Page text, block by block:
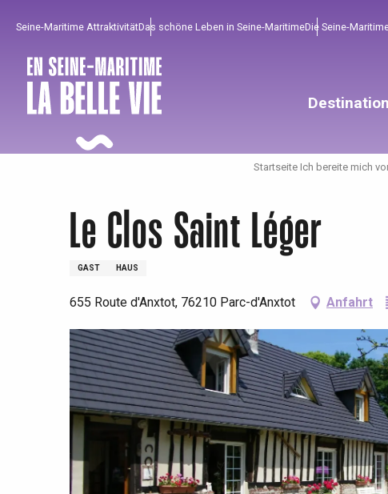
principal
Seine-Maritime AttraktivitätDas schöne Leben in Seine-MaritimeDie Seine-
Destination
Die gesamte Agenda
Frühling
Wenn es regnet
Mit den Kindern
Unter Freunden
Trendige Orte
Bester Brunch
Restaurants mit
Aussicht
Aufenthalte am Meer
Aufenthalte mit dem
Zug
Fahrradaufenthalte
Startseite Ich bereite mich
Le Clos Saint Léger
GAST HAUS
655 Route d'Anxtot, 76210 Parc-d'Anxtot Anfahrt